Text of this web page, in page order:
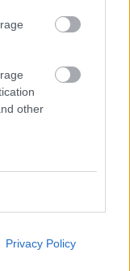
other
Privacy Policy
nošauto
reibums!